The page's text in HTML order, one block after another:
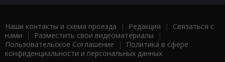
Наши контакты и схема проезда | Редакция | Связаться с
нами | Разместить свои видеоматериалы |
Пользовательское Соглашение |
Политика в сфере
конфиденциальности и персональных данных